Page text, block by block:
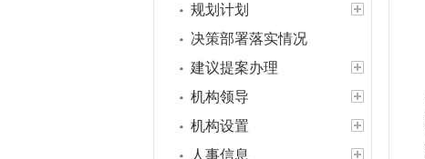
规划计划
决策部署落实情况
建议提案办理
机构领导
机构设置
人事信息